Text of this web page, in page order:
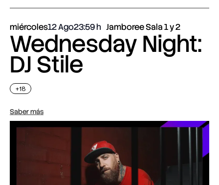
miércoles12 Ago23:59 Jamboree Sala 1 y 2
Wednesday Night:
DJ Stile
+18
Saber más